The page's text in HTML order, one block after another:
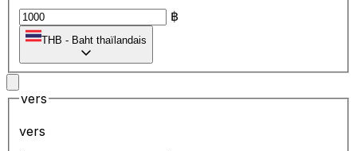
฿
THB - Baht thaïlandais
vers
vers